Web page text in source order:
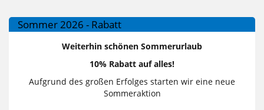
Sommer 2026 - Rabatt
Weiterhin schönen Sommerurlaub
10% Rabatt auf alles!
Aufgrund des großen Erfolges starten wir eine neue
Sommeraktion